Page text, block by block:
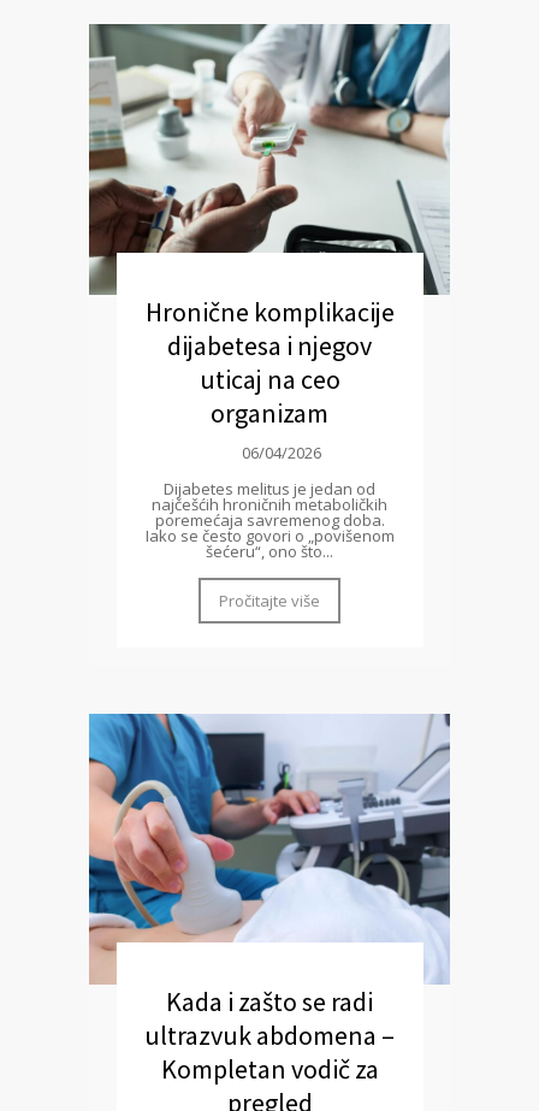
Hronične komplikacije
dijabetesa i njegov
uticaj na ceo
organizam
06/04/2026
Dijabetes melitus je jedan od
najčešćih hroničnih metaboličkih
poremećaja savremenog doba.
Iako se često govori o „povišenom
šećeru“, ono što...
Pročitajte više
Kada i zašto se radi
ultrazvuk abdomena –
Kompletan vodič za
pregled